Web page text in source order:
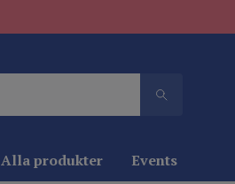
Alla produkter Events